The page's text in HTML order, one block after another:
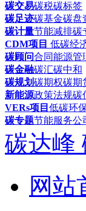
碳交易碳税碳标签
碳足迹碳基金碳盘
碳计量节能减排碳
CDM项目 低碳经
碳顾问合同能源管
碳金融碳汇碳中和
碳规划碳期权碳期
新能源政策法规碳
VERs项目 低碳环
碳专题节能服务公
碳达峰
网站